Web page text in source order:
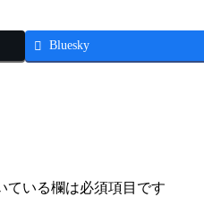
Bluesky
ている欄は必須項目です